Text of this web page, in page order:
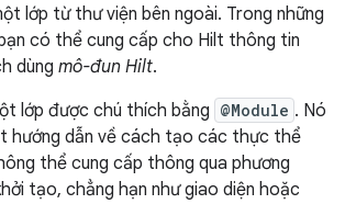
lớp từ thư viện bên ngoài. Trong những
có thể cung cấp cho Hilt thông tin
dùng mô-đun Hilt.
lớp được chú thích bằng @Module . Nó
hướng dẫn về cách tạo các thực thể
thể cung cấp thông qua phương
tạo, chẳng hạn như giao diện hoặc